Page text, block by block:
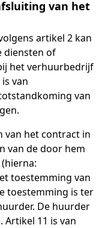
van het
artikel 2 kan
diensten of
het verhuurbedrijf
van
van
van het contract in
van de door hem
toestemming van
toestemming is ter
De huurder
11 is van